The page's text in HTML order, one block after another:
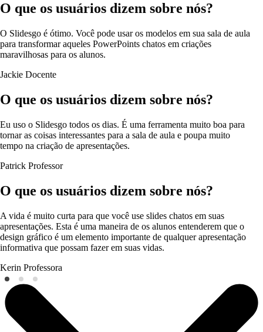
O que os usuários dizem sobre nós?
O Slidesgo é ótimo. Você pode usar os modelos em sua sala de aula
para transformar aqueles PowerPoints chatos em criações
maravilhosas para os alunos.
Jackie Docente
O que os usuários dizem sobre nós?
Eu uso o Slidesgo todos os dias. É uma ferramenta muito boa para
tornar as coisas interessantes para a sala de aula e poupa muito
tempo na criação de apresentações.
Patrick Professor
O que os usuários dizem sobre nós?
A vida é muito curta para que você use slides chatos em suas
apresentações. Esta é uma maneira de os alunos entenderem que o
design gráfico é um elemento importante de qualquer apresentação
informativa que possam fazer em suas vidas.
Kerin Professora